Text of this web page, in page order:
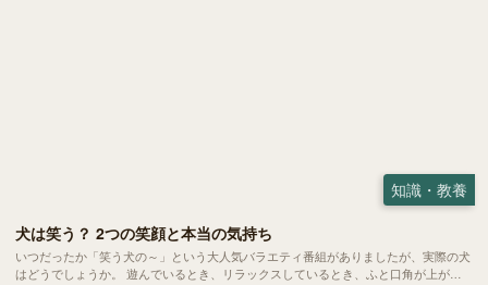
知識・教養
犬は笑う？ 2つの笑顔と本当の気持ち
いつだったか「笑う犬の～」という大人気バラエティ番組がありましたが、実際の犬
はどうでしょうか。 遊んでいるとき、リラックスしているとき、ふと口角が上がっ